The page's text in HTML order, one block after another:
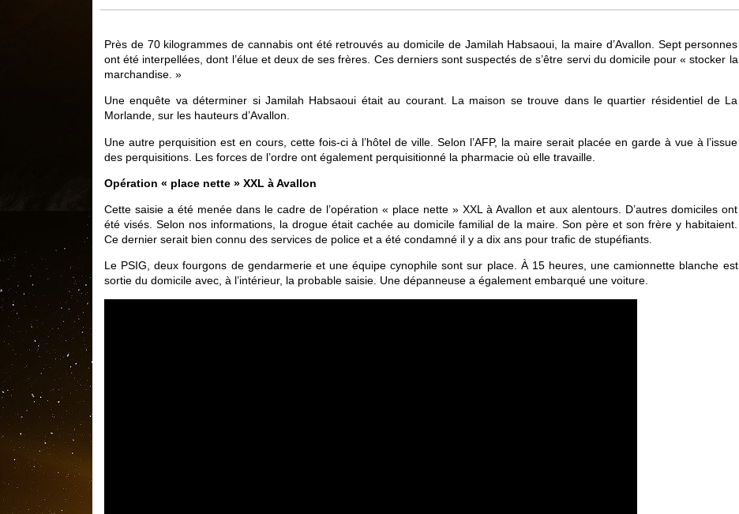
Près de 70 kilogrammes de cannabis ont été retrouvés au domicile de Jamilah Habsaoui, la maire d’Avallon. Sept personnes
ont été interpellées, dont l’élue et deux de ses frères. Ces derniers sont suspectés de s’être servi du domicile pour « stocker la
marchandise. »
Une enquête va déterminer si Jamilah Habsaoui était au courant. La maison se trouve dans le quartier résidentiel de La
Morlande, sur les hauteurs d’Avallon.
Une autre perquisition est en cours, cette fois-ci à l’hôtel de ville. Selon l’AFP, la maire serait placée en garde à vue à l’issue
des perquisitions. Les forces de l’ordre ont également perquisitionné la pharmacie où elle travaille.
Opération « place nette » XXL à Avallon
Cette saisie a été menée dans le cadre de l’opération « place nette » XXL à Avallon et aux alentours. D’autres domiciles ont
été visés. Selon nos informations, la drogue était cachée au domicile familial de la maire. Son père et son frère y habitaient.
Ce dernier serait bien connu des services de police et a été condamné il y a dix ans pour trafic de stupéfiants.
Le PSIG, deux fourgons de gendarmerie et une équipe cynophile sont sur place. À 15 heures, une camionnette blanche est
sortie du domicile avec, à l’intérieur, la probable saisie. Une dépanneuse a également embarqué une voiture.